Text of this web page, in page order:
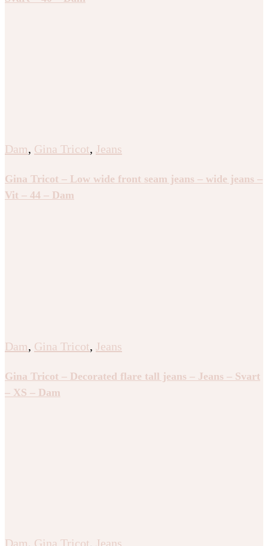
Dam, Gina Tricot, Jeans
Gina Tricot – Low wide front seam jeans – wide jeans –
Vit – 44 – Dam
Dam, Gina Tricot, Jeans
Gina Tricot – Decorated flare tall jeans – Jeans – Svart
– XS – Dam
Dam, Gina Tricot, Jeans